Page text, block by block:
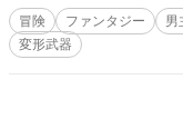
冒険 ファンタジー 男
変形武器